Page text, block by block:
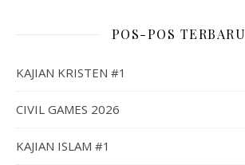
POS-POS TERBARU
KAJIAN KRISTEN #1
CIVIL GAMES 2026
KAJIAN ISLAM #1